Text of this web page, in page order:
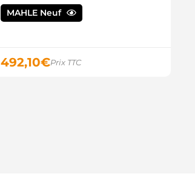
MAHLE Neuf
492,10€Prix TTC